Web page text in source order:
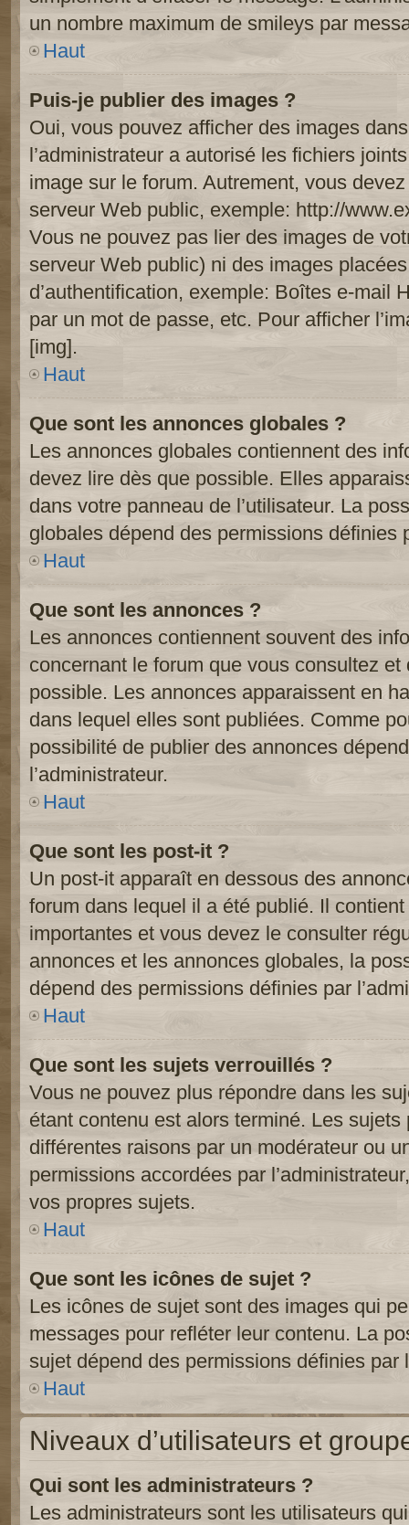
un nombre maximum de smileys par
Haut
Puis-je publier des images ?
Oui, vous pouvez afficher des images
l’administrateur a autorisé les fichiers
image sur le forum. Autrement, vous
serveur Web public, exemple: http://
Vous ne pouvez pas lier des images de
serveur Web public) ni des images
d’authentification, exemple: Boîtes e-mail
par un mot de passe, etc. Pour afficher
[img].
Haut
Que sont les annonces globales ?
Les annonces globales contiennent des
devez lire dès que possible. Elles
dans votre panneau de l’utilisateur. La
globales dépend des permissions définies
Haut
Que sont les annonces ?
Les annonces contiennent souvent des
concernant le forum que vous consultez
possible. Les annonces apparaissent en
dans lequel elles sont publiées. Comme
possibilité de publier des annonces
l’administrateur.
Haut
Que sont les post-it ?
Un post-it apparaît en dessous des
forum dans lequel il a été publié. Il
importantes et vous devez le consulter
annonces et les annonces globales, la
dépend des permissions définies par
Haut
Que sont les sujets verrouillés ?
Vous ne pouvez plus répondre dans les
étant contenu est alors terminé. Les
différentes raisons par un modérateur ou
permissions accordées par
vos propres sujets.
Haut
Que sont les icônes de sujet ?
Les icônes de sujet sont des images qui
messages pour refléter leur contenu. La
sujet dépend des permissions définies par
Haut
Niveaux d’utilisateurs et
Qui sont les administrateurs ?
Les administrateurs sont les utilisateurs